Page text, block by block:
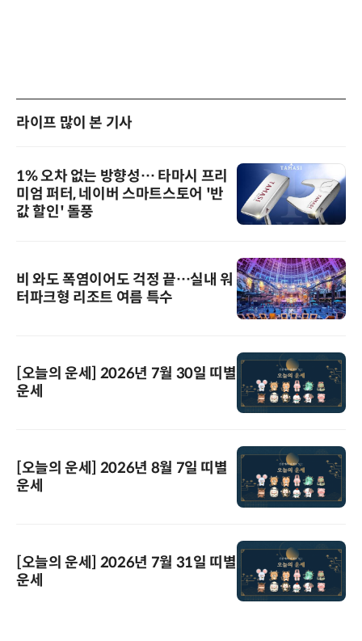
라이프 많이 본 기사
1% 오차 없는 방향성… 타마시 프리
미엄 퍼터, 네이버 스마트스토어 '반
값 할인' 돌풍
비 와도 폭염이어도 걱정 끝…실내 워
터파크형 리조트 여름 특수
[오늘의 운세] 2026년 7월 30일 띠별
운세
[오늘의 운세] 2026년 8월 7일 띠별
운세
[오늘의 운세] 2026년 7월 31일 띠별
운세